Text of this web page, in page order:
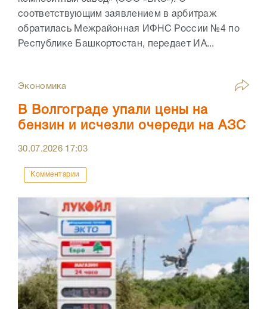
соответствующим заявлением в арбитраж
обратилась Межрайонная ИФНС России №4 по
Республике Башкортостан, передает ИА...
Экономика
В Волгограде упали цены на
бензин и исчезли очереди на АЗС
30.07.2026 17:03
Комментарии